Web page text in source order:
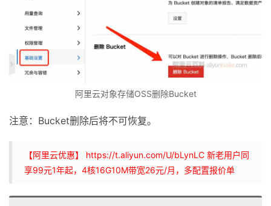
阿里云对象存储OSS删除Bucket
注意：Bucket删除后将不可恢复。
【阿里云优惠】 https://t.aliyun.com/U/bLynLC 新老用户同
享99元1年起，4核16G10M带宽26元/月，多配置报价单